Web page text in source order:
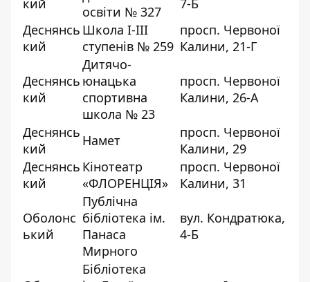
освіти № 327
Деснянсь
кий
Школа І-ІІІ
ступенів № 259
просп. Червоної
Калини, 21-Г
Деснянсь
кий
Дитячо-
юнацька
спортивна
школа № 23
просп. Червоної
Калини, 26-А
Деснянсь
кий
Намет
просп. Червоної
Калини, 29
Деснянсь
кий
Кінотеатр
«ФЛОРЕНЦІЯ»
просп. Червоної
Калини, 31
Оболонс
ький
Публічна
бібліотека ім.
Панаса
Мирного
вул. Кондратюка,
4-Б
Бібліотека